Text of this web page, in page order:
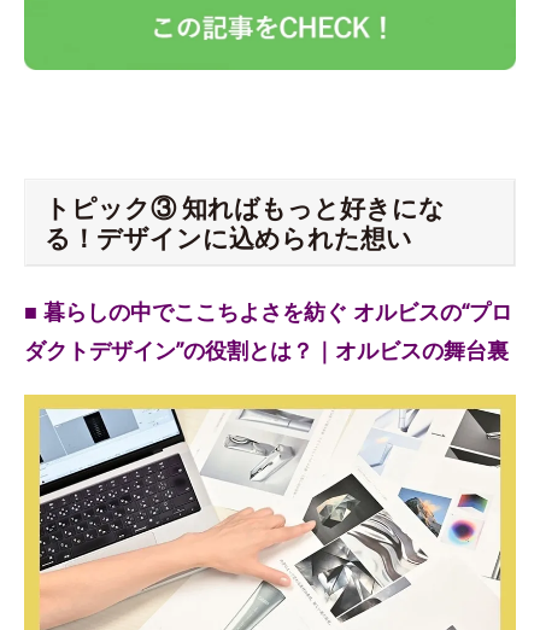
トピック③ 知ればもっと好きにな
る！デザインに込められた想い
■ 暮らしの中でここちよさを紡ぐ オルビスの“プロ
ダクトデザイン”の役割とは？｜オルビスの舞台裏